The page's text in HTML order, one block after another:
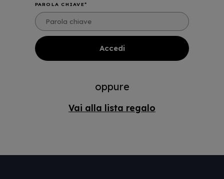
PAROLA CHIAVE
oppure
Vai alla lista regalo